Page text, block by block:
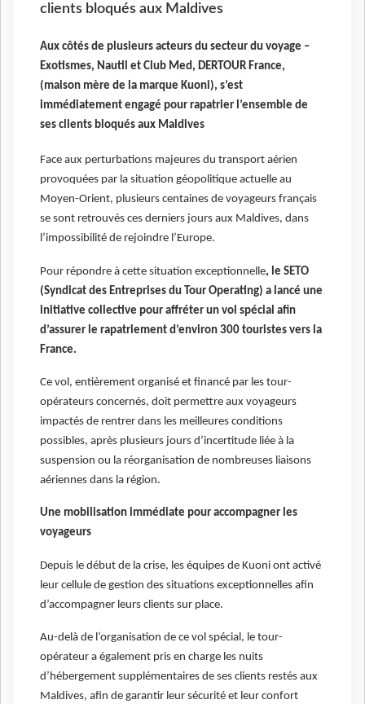
clients bloqués aux Maldives
Aux côtés de plusieurs acteurs du secteur du voyage –
Exotismes, Nautil et Club Med, DERTOUR France,
(maison mère de la marque Kuoni), s’est
immédiatement engagé pour rapatrier l’ensemble de
ses clients bloqués aux Maldives
Face aux perturbations majeures du transport aérien
provoquées par la situation géopolitique actuelle au
Moyen-Orient, plusieurs centaines de voyageurs français
se sont retrouvés ces derniers jours aux Maldives, dans
l’impossibilité de rejoindre l’Europe.
Pour répondre à cette situation exceptionnelle, le SETO
(Syndicat des Entreprises du Tour Operating) a lancé une
initiative collective pour affréter un vol spécial afin
d’assurer le rapatriement d’environ 300 touristes vers la
France.
Ce vol, entièrement organisé et financé par les tour-
opérateurs concernés, doit permettre aux voyageurs
impactés de rentrer dans les meilleures conditions
possibles, après plusieurs jours d’incertitude liée à la
suspension ou la réorganisation de nombreuses liaisons
aériennes dans la région.
Une mobilisation immédiate pour accompagner les
voyageurs
Depuis le début de la crise, les équipes de Kuoni ont activé
leur cellule de gestion des situations exceptionnelles afin
d’accompagner leurs clients sur place.
Au-delà de l’organisation de ce vol spécial, le tour-
opérateur a également pris en charge les nuits
d’hébergement supplémentaires de ses clients restés aux
Maldives, afin de garantir leur sécurité et leur confort